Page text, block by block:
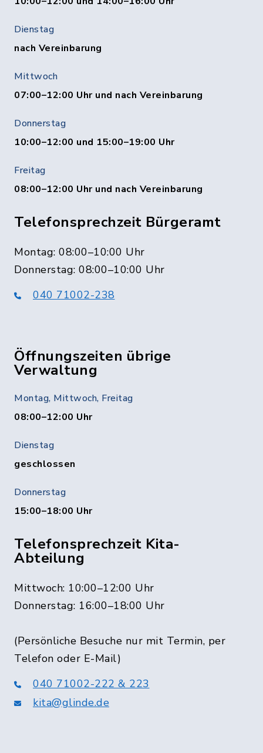
Dienstag
nach Vereinbarung
Mittwoch
07:00–12:00 Uhr und nach Vereinbarung
Donnerstag
10:00–12:00 und 15:00–19:00 Uhr
Freitag
08:00–12:00 Uhr und nach Vereinbarung
Telefonsprechzeit Bürgeramt
Montag: 08:00–10:00 Uhr
Donnerstag: 08:00–10:00 Uhr
040 71002-238
Öffnungszeiten übrige
Verwaltung
Montag, Mittwoch, Freitag
08:00–12:00 Uhr
Dienstag
geschlossen
Donnerstag
15:00–18:00 Uhr
Telefonsprechzeit Kita-
Abteilung
Mittwoch: 10:00–12:00 Uhr
Donnerstag: 16:00–18:00 Uhr
(Persönliche Besuche nur mit Termin, per
Telefon oder E-Mail)
040 71002-222 & 223
kita@glinde.de